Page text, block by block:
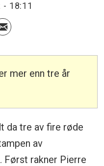
- 18:11
mer enn tre år
da tre av fire røde
av
Først rakner Pierre